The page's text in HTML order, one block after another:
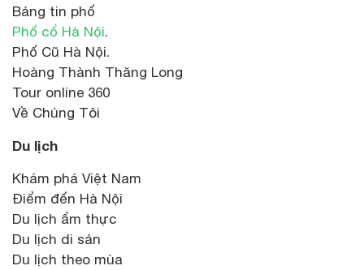
Bảng tin phố
Phố cổ Hà Nội.
Phố Cũ Hà Nội.
Hoàng Thành Thăng Long
Tour online 360
Về Chúng Tôi
Du lịch
Khám phá Việt Nam
Điểm đến Hà Nội
Du lịch ẩm thực
Du lịch di sản
Du lịch theo mùa